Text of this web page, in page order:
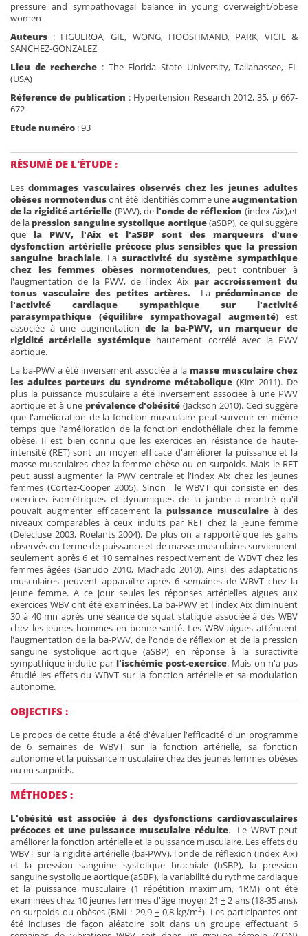
pressure and sympathovagal balance in young overweight/obese
women
Auteurs : FIGUEROA, GIL, WONG, HOOSHMAND, PARK, VICIL &
SANCHEZ-GONZALEZ
Lieu de recherche : The Florida State University, Tallahassee, FL
(USA)
Réference de publication : Hypertension Research 2012, 35, p 667-
672
Etude numéro : 93
RÉSUMÉ DE L'ÉTUDE :
Lesdommages vasculaires observés chez les jeunes adultes
obèses normotendusont été identifiés comme uneaugmentation
de la rigidité artérielle (PWV), del'onde de réflexion (index Aix),et
de lapression sanguine systolique aortique(aSBP), ce qui suggère
que la PWV, l'Aix et l'aSBP sont des marqueurs d'une
dysfonction artérielle précoce plus sensibles que la pression
sanguine brachiale. La suractivité du système sympathique
chez les femmes obèses normotendues, peut contribuer à
l'augmentation de la PWV, de l'index Aixpar accroissement du
tonus vasculaire des petites artères.Laprédominance de
l'activité cardiaque sympathique sur l'activité
parasympathique (équilibre sympathovagal
augmenté) est
associée à une augmentation de la ba-PWV, un marqueur de
rigidité artérielle systémique hautement corrélé avec la PWV
aortique.
La ba-PWV a été inversement associée à la masse musculaire chez
les adultes porteurs du syndrome métabolique (Kim 2011). De
plus la puissance musculaire a été inversement associée à une PWV
aortique et à une prévalence d'obésité(Jackson 2010). Ceci suggère
que l'amélioration de la fonction musculaire peut survenir en même
temps que l'amélioration de la fonction endothéliale chez la femme
obèse. Il est bien connu que les exercices en résistance de haute-
intensité (RET) sont un moyen efficace d'améliorer la puissance et la
masse musculaires chez la femme obèse ou en surpoids. Mais le RET
peut aussi augmenter la PWV centrale et l'index Aix chez les jeunes
femmes (Cortez-Cooper 2005). Sinon le WBVT qui consiste en des
exercices isométriques et dynamiques de la jambe a montré qu'il
pouvait augmenter efficacement la puissance musculaire à des
niveaux comparables à ceux induits par RET chez la jeune femme
(Delecluse 2003, Roelants 2004). De plus on a rapporté que les gains
observés en terme de puissance et de masse musculaires surviennent
seulement après 6 et 10 semaines respectivement de WBVT chez les
femmes âgées (Sanudo 2010, Machado 2010). Ainsi des adaptations
musculaires peuvent apparaître après 6 semaines de WBVT chez la
jeune femme. A ce jour seules les réponses artérielles aigues aux
exercices WBV ont été examinées. La ba-PWV et l'index Aix diminuent
30 à 40 mn après une séance de squat statique associée à des WBV
chez les jeunes hommes en bonne santé. Les WBV aigues atténuent
l'augmentation de la ba-PWV, de l'onde de réflexion et de la pression
sanguine systolique aortique (aSBP) en réponse à la suractivité
sympathique induite par l'ischémie post-exercice. Mais on n'a pas
étudié les effets du WBVT sur la fonction artérielle et sa modulation
autonome.
OBJECTIFS :
Le propos de cette étude a été d'évaluer l'efficacité d'un programme
de 6 semaines de WBVT sur la fonction artérielle, sa fonction
autonome et la puissance musculaire chez des jeunes femmes obèses
ou en surpoids.
MÉTHODES :
L'obésité est associée à des dysfonctions cardiovasculaires
précoces et une puissance musculaire réduite. Le WBVT peut
améliorer la fonction artérielle et la puissance musculaire. Les effets du
WBVT sur la rigidité artérielle (ba-PWV), l'onde de réflexion (index Aix)
et la pression sanguine systolique brachiale (bSBP), la pression
sanguine systolique aortique (aSBP), la variabilité du rythme cardiaque
et la puissance musculaire (1 répétition maximum, 1RM) ont été
examinées chez 10 jeunes femmes d'âge moyen 21 +2 ans (18-35 ans),
en surpoids ou obèses (BMI : 29,9 +0,8 kg/m2). Les participantes ont
été incluses de façon aléatoire soit dans un groupe effectuant 6